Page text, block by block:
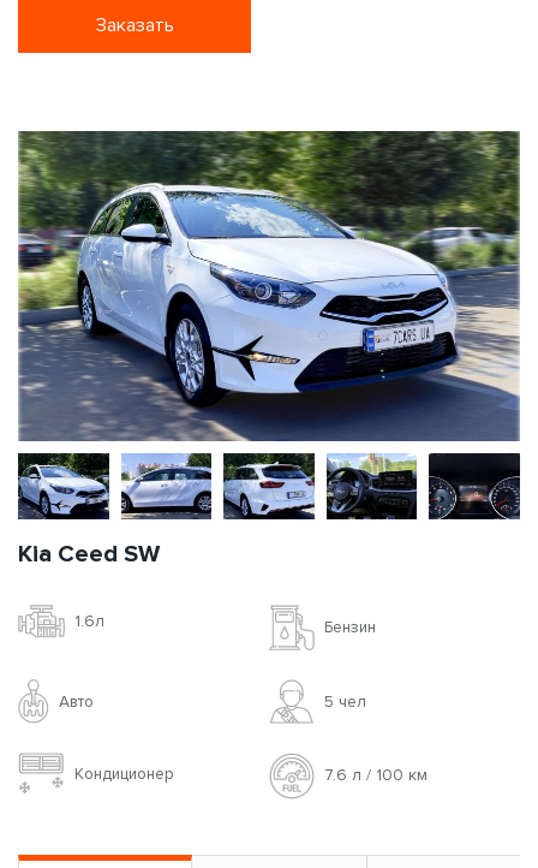
Заказать
Kia Ceed SW
1.6л Бензин
Авто 5 чел
Кондиционер 7.6 л / 100 км